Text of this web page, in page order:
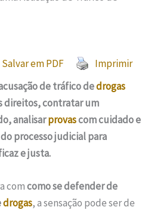
Salvar em PDF
Imprimir
de tráfico dedrogas
direitos, contratar um
analisarprovascom cuidado e
processo judicial para
e justa.
comcomo se defender de
drogas, a sensação pode ser de